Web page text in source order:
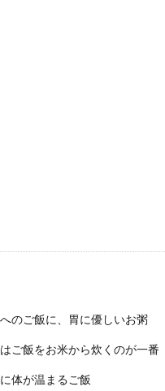
結婚している男性
のご飯に、胃に優しいお粥
ご飯をお米から炊くのが一番
体が温まるご飯